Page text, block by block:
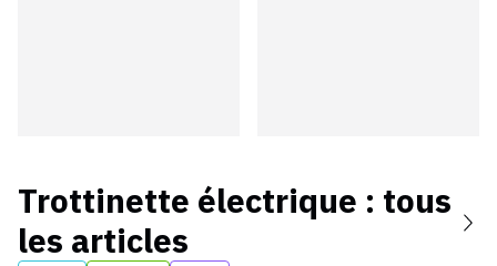
Trottinette électrique : tous
les articles